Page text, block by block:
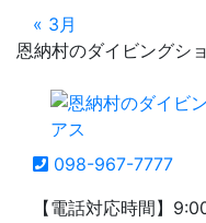
« 3月
恩納村のダイビングシ
098-967-7777
【電話対応時間】